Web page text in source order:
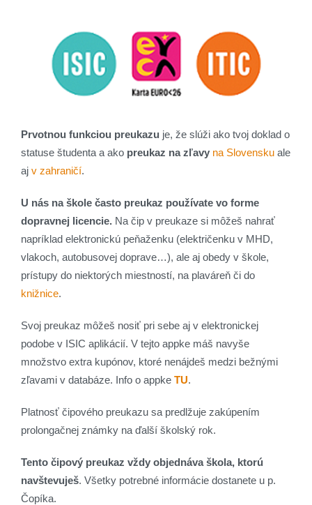
Prvotnou funkciou preukazu je, že slúži ako tvoj doklad o
statuse študenta a ako preukaz na zľavy na Slovensku ale
aj v zahraničí.
U nás na škole často preukaz používate vo forme
dopravnej licencie. Na čip v preukaze si môžeš nahrať
napríklad elektronickú peňaženku (električenku v MHD,
vlakoch, autobusovej doprave…), ale aj obedy v škole,
prístupy do niektorých miestností, na plaváreň či do
knižnice.
Svoj preukaz môžeš nosiť pri sebe aj v elektronickej
podobe v ISIC aplikácií. V tejto appke máš navyše
množstvo extra kupónov, ktoré nenájdeš medzi bežnými
zľavami v databáze. Info o appke TU.
Platnosť čipového preukazu sa predlžuje zakúpením
prolongačnej známky na ďalší školský rok.
Tento čipový preukaz vždy objednáva škola, ktorú
navštevuješ. Všetky potrebné informácie dostanete u p.
Čopíka.